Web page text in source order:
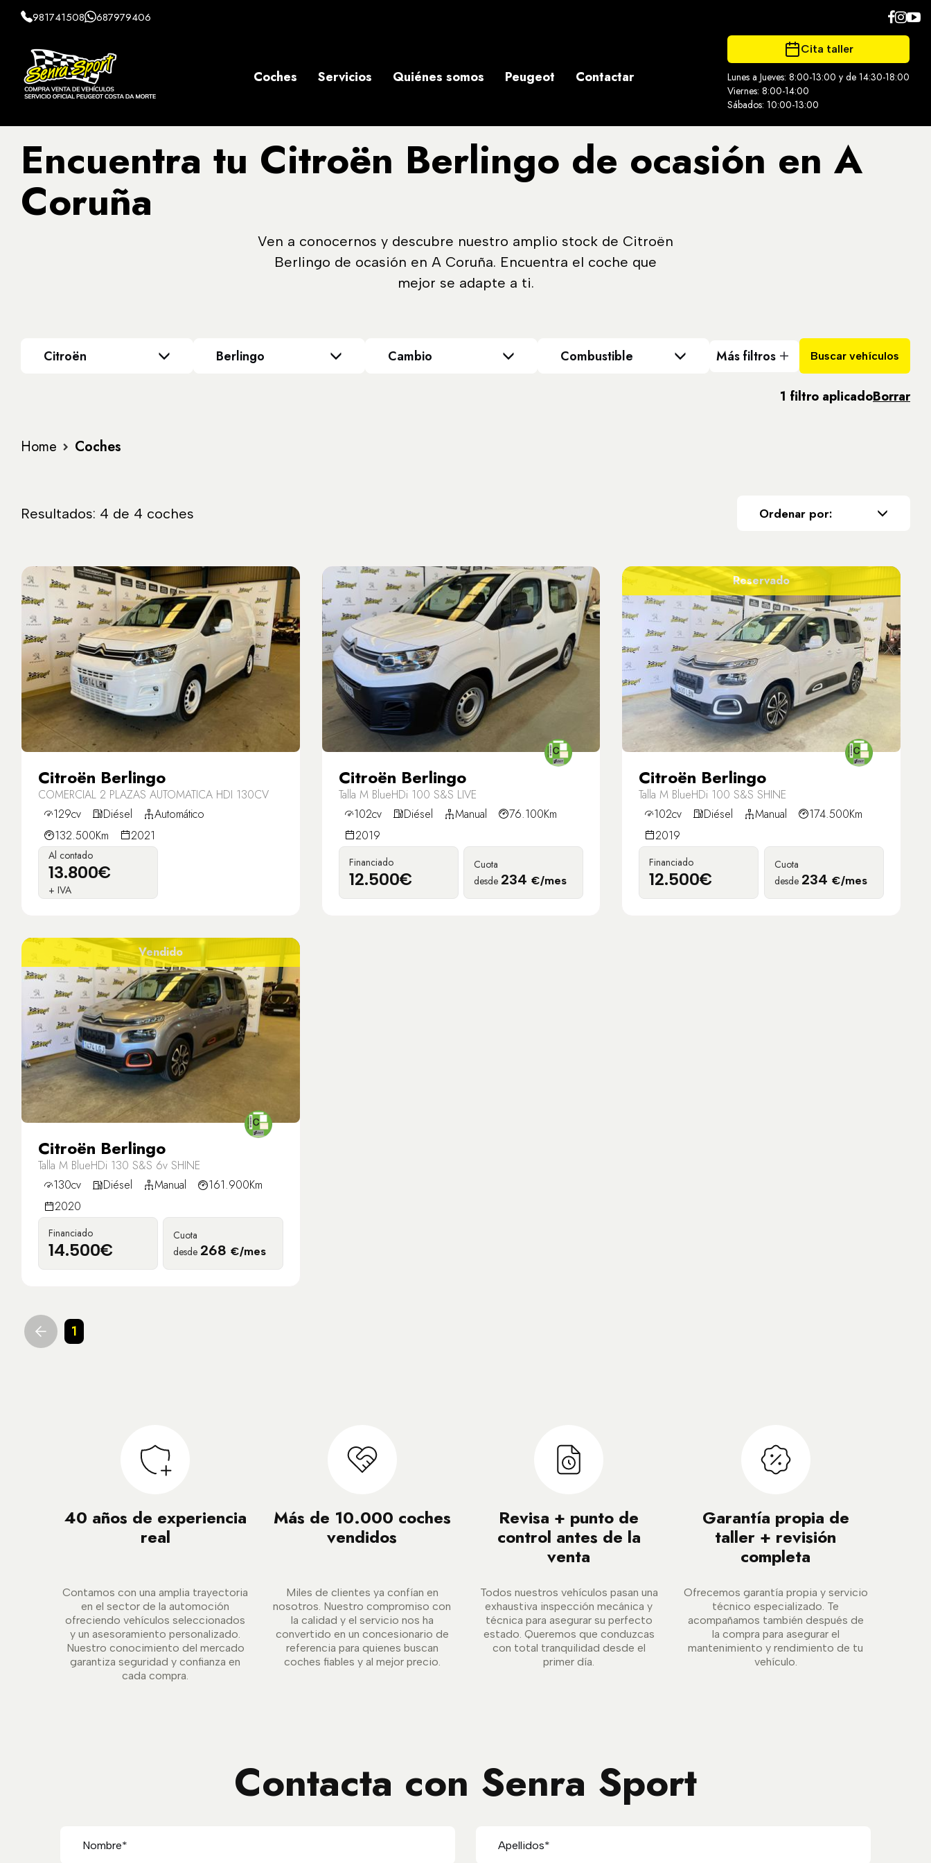
981741508 687979406
Coches Servicios Quiénes somos Peugeot Contactar
Cita taller
Lunes a Jueves: 8:00-13:00 y de 14:30-18:00
Viernes: 8:00-14:00
Sábados: 10:00-13:00
Encuentra tu Citroën Berlingo de ocasión en A
Coruña
Ven a conocernos y descubre nuestro amplio stock de Citroën
Berlingo de ocasión en A Coruña. Encuentra el coche que
mejor se adapte a ti.
Citroën Berlingo Cambio Combustible Más filtros Buscar vehículos
1 filtro aplicadoBorrar
Home Coches
Resultados: 4 de 4 coches Ordenar por:
Citroën Berlingo
COMERCIAL 2 PLAZAS AUTOMATICA HDI 130CV
129cv
Diésel
Automático
132.500Km
2021
Al contado
13.800€
+ IVA
Citroën Berlingo
Talla M BlueHDi 100 S&S LIVE
102cv
Diésel Manual
76.100Km
2019
Financiado
12.500€
Cuota
desde 234 €/mes
Reservado
Citroën Berlingo
Talla M BlueHDi 100 S&S SHINE
102cv
Diésel Manual
174.500Km
2019
Financiado
12.500€
Cuota
desde 234 €/mes
Vendido
Citroën Berlingo
Talla M BlueHDi 130 S&S 6v SHINE
130cv
Diésel Manual
161.900Km
2020
Financiado
14.500€
Cuota
desde 268€/mes
1
40 años de experiencia
real
Contamos con una amplia trayectoria
en el sector de la automoción
ofreciendo vehículos seleccionados
y un asesoramiento personalizado.
Nuestro conocimiento del mercado
garantiza seguridad y confianza en
cada compra.
Más de 10.000 coches
vendidos
Miles de clientes ya confían en
nosotros. Nuestro compromiso con
la calidad y el servicio nos ha
convertido en un concesionario de
referencia para quienes buscan
coches fiables y al mejor precio.
Revisa + punto de
control antes de la
venta
Todos nuestros vehículos pasan una
exhaustiva inspección mecánica y
técnica para asegurar su perfecto
estado. Queremos que conduzcas
con total tranquilidad desde el
primer día.
Garantía propia de
taller + revisión
completa
Ofrecemos garantía propia y servicio
técnico especializado. Te
acompañamos también después de
la compra para asegurar el
mantenimiento y rendimiento de tu
vehículo.
Contacta con Senra Sport